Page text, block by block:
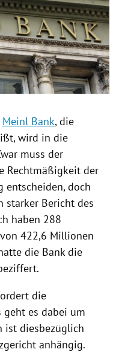
Meinl Bank, die
wird in die
muss der
Rechtmäßigkeit der
entscheiden, doch
starker Bericht des
haben 288
422,6 Millionen
die Bank die
die
geht es dabei um
ist diesbezüglich
anhängig.